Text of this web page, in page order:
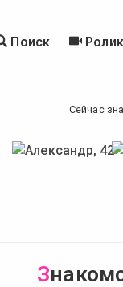
Поиск
Сейчас
З